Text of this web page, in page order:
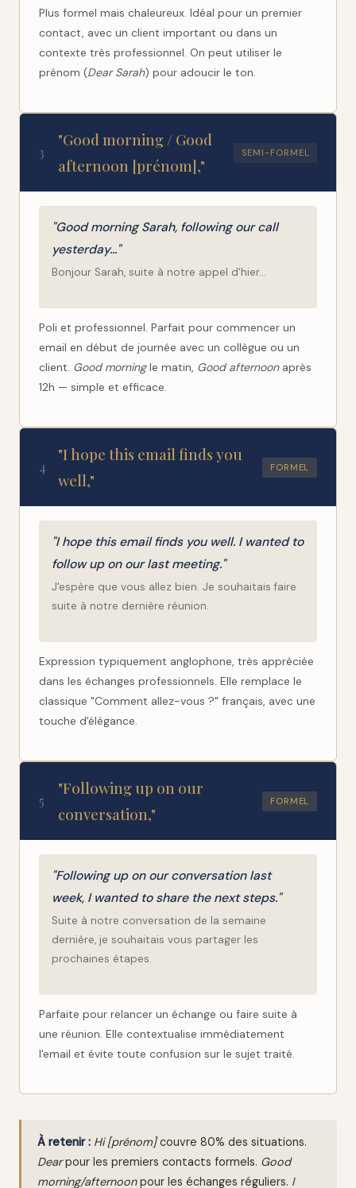
Plus formel mais chaleureux. Idéal pour un premier
contact, avec un client important ou dans un
contexte très professionnel. On peut utiliser le
prénom (Dear Sarah) pour adoucir le ton.
3
"Good morning / Good
afternoon [prénom],"
SEMI-FORMEL
"Good morning Sarah, following our call
yesterday…"
Bonjour Sarah, suite à notre appel d'hier…
Poli et professionnel. Parfait pour commencer un
email en début de journée avec un collègue ou un
client. Good morningle matin, Good afternoonaprès
12h — simple et efficace.
4
"I hope this email finds you
well,"
FORMEL
"I hope this email finds you well. I wanted to
follow up on our last meeting."
J'espère que vous allez bien. Je souhaitais faire
suite à notre dernière réunion.
Expression typiquement anglophone, très appréciée
dans les échanges professionnels. Elle remplace le
classique "Comment allez-vous ?" français, avec une
touche d'élégance.
5
"Following up on our
conversation,"
FORMEL
"Following up on our conversation last
week, I wanted to share the next steps."
Suite à notre conversation de la semaine
dernière, je souhaitais vous partager les
prochaines étapes.
Parfaite pour relancer un échange ou faire suite à
une réunion. Elle contextualise immédiatement
l'email et évite toute confusion sur le sujet traité.
À retenir : Hi [prénom]couvre 80% des situations.
Dearpour les premiers contacts formels. Good
morning/afternoonpour les échanges réguliers. I